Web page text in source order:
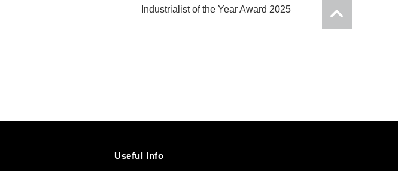
Industrialist of the Year Award 2025
Useful Info